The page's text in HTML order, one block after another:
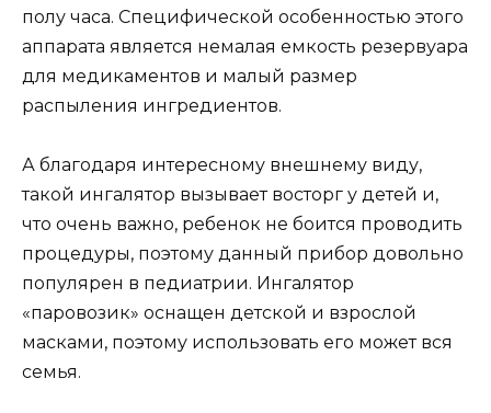
полу часа. Специфической особенностью этого
аппарата является немалая емкость резервуара
для медикаментов и малый размер
распыления ингредиентов.
А благодаря интересному внешнему виду,
такой ингалятор вызывает восторг у детей и,
что очень важно, ребенок не боится проводить
процедуры, поэтому данный прибор довольно
популярен в педиатрии. Ингалятор
«паровозик» оснащен детской и взрослой
масками, поэтому использовать его может вся
семья.